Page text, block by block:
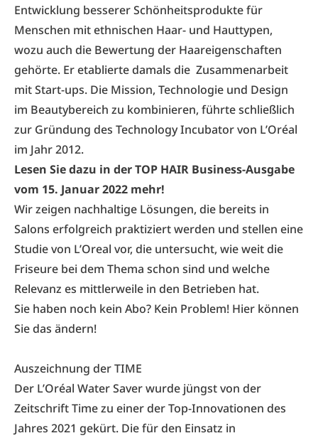
Entwicklung besserer Schönheitsprodukte für
Menschen mit ethnischen Haar- und Hauttypen,
wozu auch die Bewertung der Haareigenschaften
gehörte. Er etablierte damals die Zusammenarbeit
mit Start-ups. Die Mission, Technologie und Design
im Beautybereich zu kombinieren, führte schließlich
zur Gründung des Technology Incubator von L’Oréal
im Jahr 2012.
Lesen Sie dazu in der TOP HAIR Business-Ausgabe
vom 15. Januar 2022 mehr!
Wir zeigen nachhaltige Lösungen, die bereits in
Salons erfolgreich praktiziert werden und stellen eine
Studie von L’Oreal vor, die untersucht, wie weit die
Friseure bei dem Thema schon sind und welche
Relevanz es mittlerweile in den Betrieben hat.
Sie haben noch kein Abo? Kein Problem! Hier können
Sie das ändern!
Auszeichnung der TIME
Der L’Oréal Water Saver wurde jüngst von der
Zeitschrift Time zu einer der Top-Innovationen des
Jahres 2021 gekürt. Die für den Einsatz in